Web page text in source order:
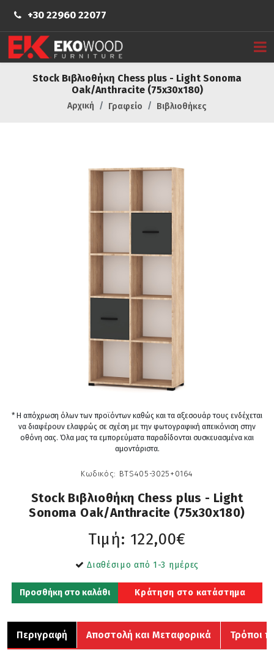
+30 22960 22077
Stock Βιβλιοθήκη Chess plus - Light Sonoma
Oak/Anthracite (75x30x180)
Αρχική Γραφείο Βιβλιοθήκες
* Η απόχρωση όλων των προϊόντων καθώς και τα αξεσουάρ τους ενδέχεται
να διαφέρουν ελαφρώς σε σχέση με την φωτογραφική απεικόνιση στην
οθόνη σας. Όλα μας τα εμπορεύματα παραδίδονται συσκευασμένα και
αμοντάριστα.
Κωδικός: BTS405-3025+0164
Stock Βιβλιοθήκη Chess plus - Light
Sonoma Oak/Anthracite (75x30x180)
Τιμή: 122,00€
Διαθέσιμο από 1-3 ημέρες
Προσθήκη στο καλάθι Κράτηση στο κατάστημα
Περιγραφή Αποστολή και Μεταφορικά Τρόποι